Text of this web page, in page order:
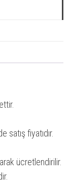
satış fiyatıdır.
ücretlendirilir.